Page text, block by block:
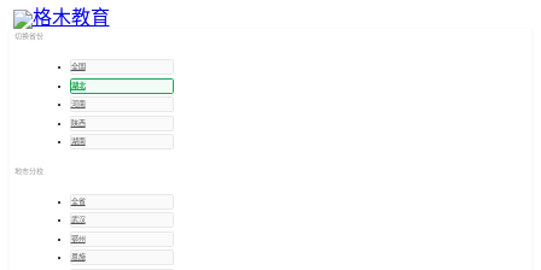
切换省份
全国
湖北
河南
陕西
湖南
地市分校
全省
武汉
鄂州
恩施